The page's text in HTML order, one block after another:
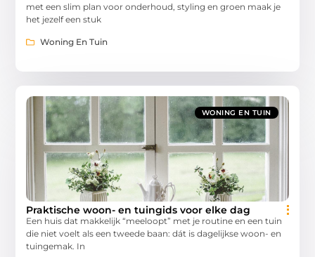
met een slim plan voor onderhoud, styling en groen maak je
het jezelf een stuk
Woning En Tuin
WONING EN TUIN
Praktische woon- en tuingids voor elke dag
Een huis dat makkelijk “meeloopt” met je routine en een tuin
die niet voelt als een tweede baan: dát is dagelijkse woon- en
tuingemak. In